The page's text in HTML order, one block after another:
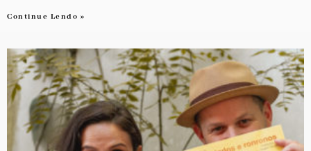
Continue Lendo »